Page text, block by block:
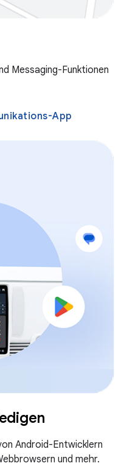
Messaging-Funktionen
App
Android-Entwicklern
und mehr.